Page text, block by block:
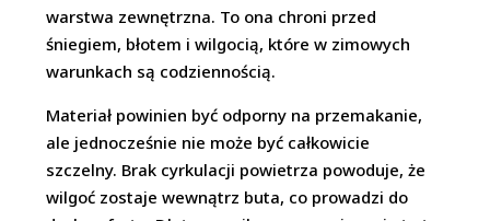
warstwa zewnętrzna. To ona chroni przed
śniegiem, błotem i wilgocią, które w zimowych
warunkach są codziennością.
Materiał powinien być odporny na przemakanie,
ale jednocześnie nie może być całkowicie
szczelny. Brak cyrkulacji powietrza powoduje, że
wilgoć zostaje wewnątrz buta, co prowadzi do